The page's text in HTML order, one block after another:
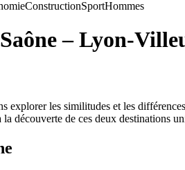
ConstructionSportHommes
– Lyon-
explorer les similitudes et les
découverte de ces deux destinations